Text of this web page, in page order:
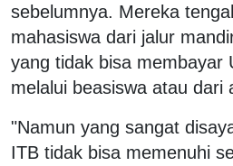
sebelumnya. Mereka
mahasiswa dari jalur
yang tidak bisa membayar
melalui beasiswa atau dari
"Namun yang sangat
ITB tidak bisa memenuhi